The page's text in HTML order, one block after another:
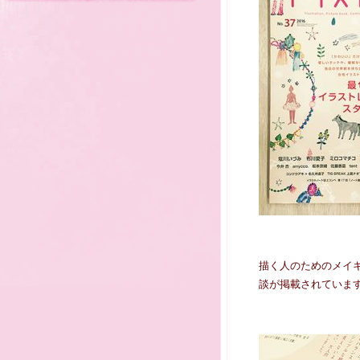
描く人のためのメイ
談が掲載されていま